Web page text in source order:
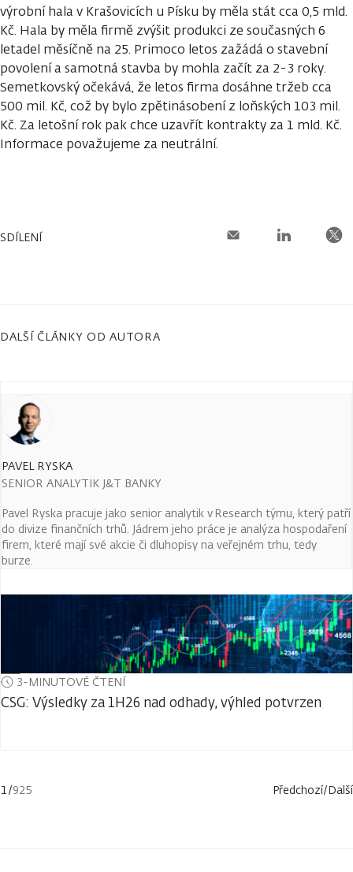
výrobní hala v Krašovicích u Písku by měla stát cca 0,5 mld.
Kč. Hala by měla firmě zvýšit produkci ze současných 6
letadel měsíčně na 25. Primoco letos zažádá o stavební
povolení a samotná stavba by mohla začít za 2-3 roky.
Semetkovský očekává, že letos firma dosáhne tržeb cca
500 mil. Kč, což by bylo zpětinásobení z loňských 103 mil.
Kč. Za letošní rok pak chce uzavřít kontrakty za 1 mld. Kč.
Informace považujeme za neutrální.
SDÍLENÍ
DALŠÍ ČLÁNKY OD AUTORA
PAVEL RYSKA
SENIOR ANALYTIK J&T BANKY
Pavel Ryska pracuje jako senior analytik v Research týmu, který patří
do divize finančních trhů. Jádrem jeho práce je analýza hospodaření
firem, které mají své akcie či dluhopisy na veřejném trhu, tedy
burze.
3-MINUTOVÉ ČTENÍ
CSG: Výsledky za 1H26 nad odhady, výhled potvrzen
1/925 Předchozí/Další